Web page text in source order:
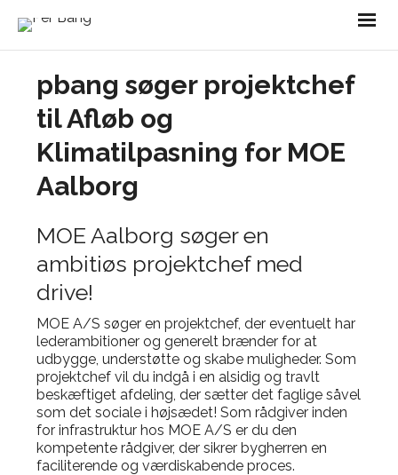
pbang søger projektchef
til Afløb og
Klimatilpasning for MOE
Aalborg
MOE Aalborg søger en
ambitiøs projektchef med
drive!
MOE A/S søger en projektchef, der eventuelt har
lederambitioner og generelt brænder for at
udbygge, understøtte og skabe muligheder. Som
projektchef vil du indgå i en alsidig og travlt
beskæftiget afdeling, der sætter det faglige såvel
som det sociale i højsædet! Som rådgiver inden
for infrastruktur hos MOE A/S er du den
kompetente rådgiver, der sikrer bygherren en
faciliterende og værdiskabende proces.